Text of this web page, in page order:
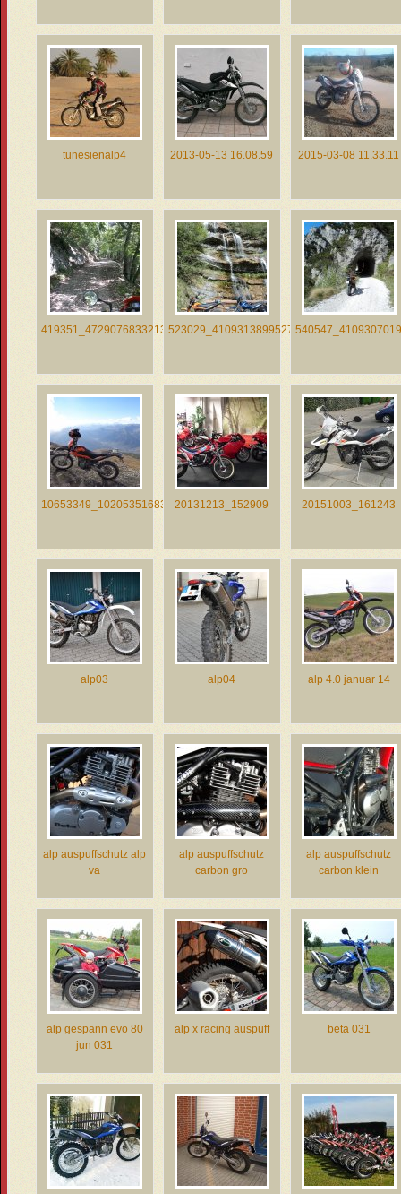
tunesienalp4 2013-05-13 16.08.59 2015-03-08 11.33.11
419351_4729076833213_297252683...523029_4109313899527_857994447...
10653349_10205351683859927_677...
20131213_152909 20151003_161243
alp03 alp04 alp 4.0 januar 14
alp auspuffschutz alp
va
alp auspuffschutz
carbon gro
alp auspuffschutz
carbon klein
alp gespann evo 80
jun 031
alp x racing auspuff beta 031